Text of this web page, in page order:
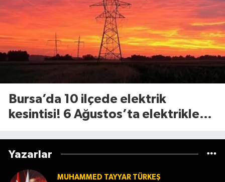
Bursa’da 10 ilçede elektrik
kesintisi! 6 Ağustos’ta elektrikler
Yazarlar
MUHAMMED TAYYAR TÜRKEŞ